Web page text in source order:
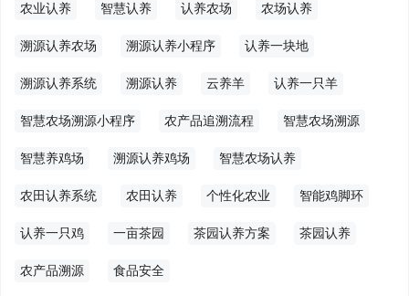
农业认养 智慧认养 认养农场 农场认养
溯源认养农场 溯源认养小程序 认养一块地
溯源认养系统 溯源认养 云养羊 认养一只羊
智慧农场溯源小程序 农产品追溯流程 智慧农场溯源
智慧养鸡场 溯源认养鸡场 智慧农场认养
农田认养系统 农田认养 个性化农业 智能鸡脚环
认养一只鸡 一亩茶园 茶园认养方案 茶园认养
农产品溯源 食品安全